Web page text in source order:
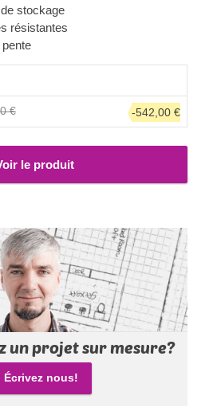
la construction robuste assure la
Préparez-vous à faire moins
de lavage et à être fier de
petit bijou qui apporte de grands
stockage
résistantes
€ -542,00 €
le produit
un projet sur mesure?
Écrivez nous!